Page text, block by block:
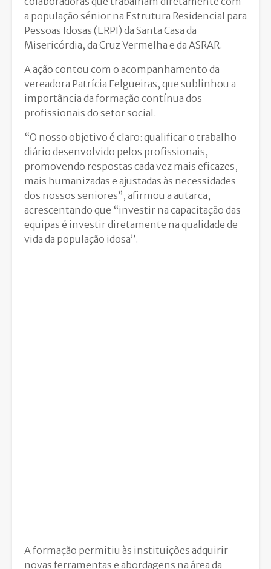
a população sénior na Estrutura Residencial para
Pessoas Idosas (ERPI) da Santa Casa da
Misericórdia, da Cruz Vermelha e da ASRAR.
A ação contou com o acompanhamento da
vereadora Patrícia Felgueiras, que sublinhou a
importância da formação contínua dos
profissionais do setor social.
“O nosso objetivo é claro: qualificar o trabalho
diário desenvolvido pelos profissionais,
promovendo respostas cada vez mais eficazes,
mais humanizadas e ajustadas às necessidades
dos nossos seniores”, afirmou a autarca,
acrescentando que “investir na capacitação das
equipas é investir diretamente na qualidade de
vida da população idosa”.
A formação permitiu às instituições adquirir
novas ferramentas e abordagens na área da